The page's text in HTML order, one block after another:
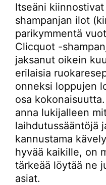
Itseäni
shampanjan ilot
parikymmentä
Clicquot -
jaksanut oikein
erilaisia
onneksi loppujen
osa
anna lukijalleen
laihdutussääntöjä
kannustama
hyvää kaikille, on
tärkeää löytää ne
asiat.